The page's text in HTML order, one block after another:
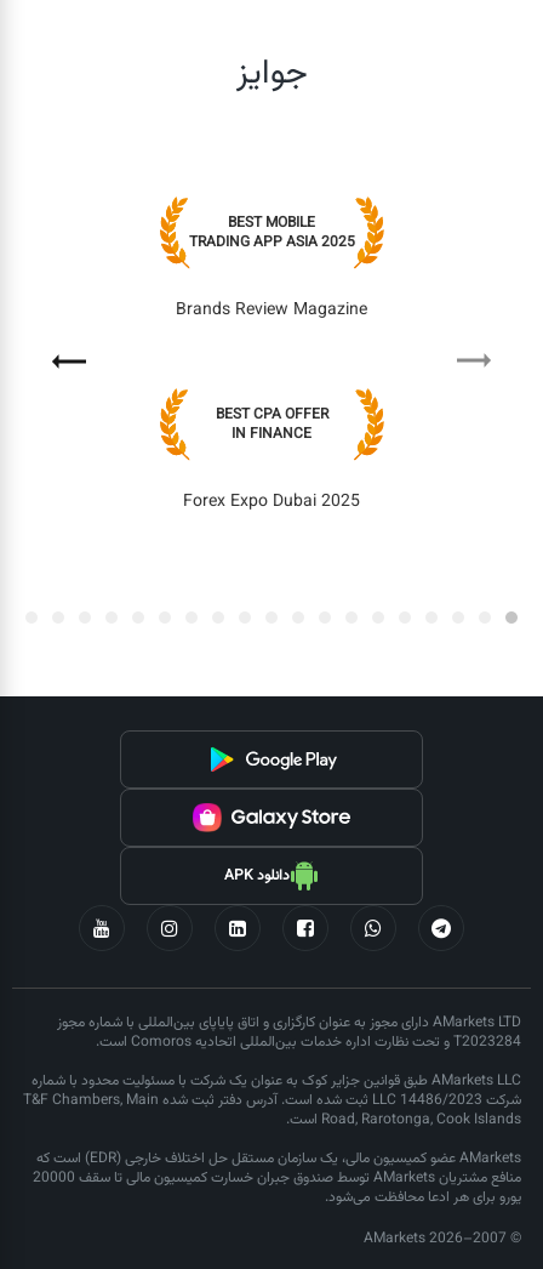
جوایز
BEST MOBILE
TRADING APP ASIA 2025
Brands Review Magazine
BEST CPA OFFER
IN FINANCE
Forex Expo Dubai 2025
دانلود APK
AMarkets LTD دارای مجوز به عنوان کارگزاری و اتاق پایاپای بین‌المللی با شماره مجوز
T2023284 و تحت نظارت اداره خدمات بین‌المللی اتحادیه Comoros است.
AMarkets LLC طبق قوانین جزایر کوک به عنوان یک شرکت با مسئولیت محدود با شماره
شرکت LLC 14486/2023 ثبت شده است. آدرس دفتر ثبت شده T&F Chambers, Main
Road, Rarotonga, Cook Islands است.
AMarkets عضو کمیسیون مالی، یک سازمان مستقل حل اختلاف خارجی (EDR) است که
منافع مشتریان AMarkets توسط صندوق جبران خسارت کمیسیون مالی تا سقف 20000
یورو برای هر ادعا محافظت می‌شود.
© 2007–2026 AMarkets